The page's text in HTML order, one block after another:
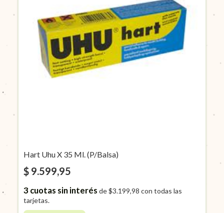
Hart Uhu X 35 Ml. (P/Balsa)
$ 9.599,95
3cuotas sin interés de$3.199,98 con todas las
tarjetas.